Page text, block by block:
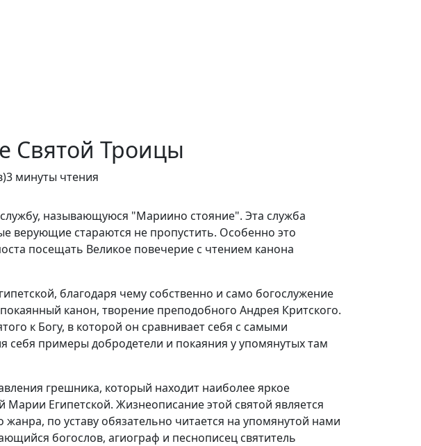
Святой Троицы
3 минуты чтения
называющуюся "Мариино стояние". Эта служба
верующие стараются не пропустить. Особенно это
посещать Великое повечерие с чтением канона
благодаря чему собственно и само богослужение
канон, творение преподобного Андрея Критского.
к Богу, в которой он сравнивает себя с самыми
примеры добродетели и покаяния у упомянутых там
грешника, который находит наиболее яркое
Египетской. Жизнеописание этой святой является
по уставу обязательно читается на упомянутой нами
богослов, агиограф и песнописец святитель